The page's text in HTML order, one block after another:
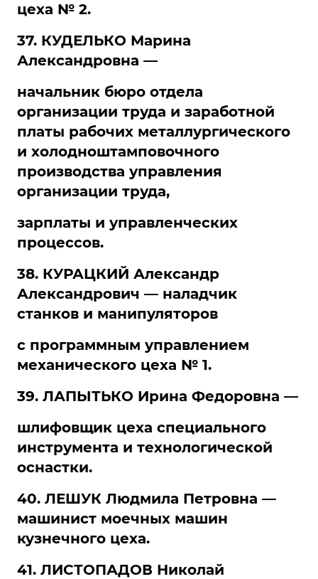
цеха № 2.
37. КУДЕЛЬКО Марина
Александровна —
начальник бюро отдела
организации труда и заработной
платы рабочих металлургического
и холодноштамповочного
производства управления
организации труда,
зарплаты и управленческих
процессов.
38. КУРАЦКИЙ Александр
Александрович — наладчик
станков и манипуляторов
с программным управлением
механического цеха № 1.
39. ЛАПЫТЬКО Ирина Федоровна —
шлифовщик цеха специального
инструмента и технологической
оснастки.
40. ЛЕШУК Людмила Петровна —
машинист моечных машин
кузнечного цеха.
41. ЛИСТОПАДОВ Николай